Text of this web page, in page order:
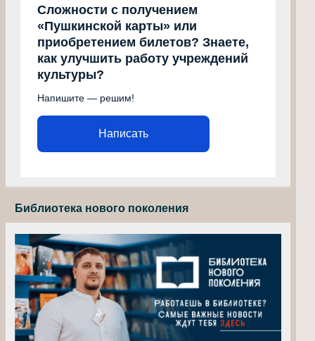
Сложности с получением
«Пушкинской карты» или
приобретением билетов? Знаете,
как улучшить работу учреждений
культуры?
Напишите — решим!
Написать
Библиотека нового поколения